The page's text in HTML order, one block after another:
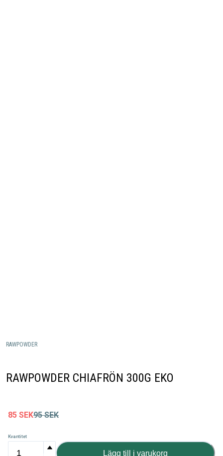
RAWPOWDER
RAWPOWDER CHIAFRÖN 300G EKO
85 SEK95 SEK
Kvantitet
Lägg till i varukorg